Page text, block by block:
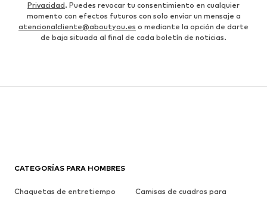
Privacidad. Puedes revocar tu consentimiento en cualquier
momento con efectos futuros con solo enviar un mensaje a
atencionalcliente@aboutyou.es o mediante la opción de darte
de baja situada al final de cada boletín de noticias.
CATEGORÍAS PARA HOMBRES
Chaquetas de entretiempo
Camisas de cuadros para